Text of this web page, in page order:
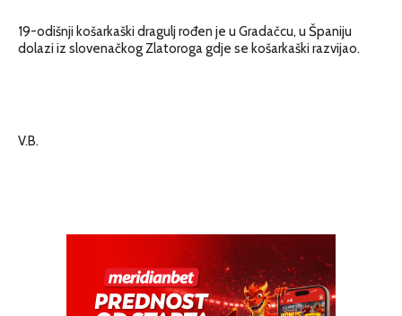
19-odišnji košarkaški dragulj rođen je u Gradačcu, u Španiju
dolazi iz slovenačkog Zlatoroga gdje se košarkaški razvijao.
V.B.